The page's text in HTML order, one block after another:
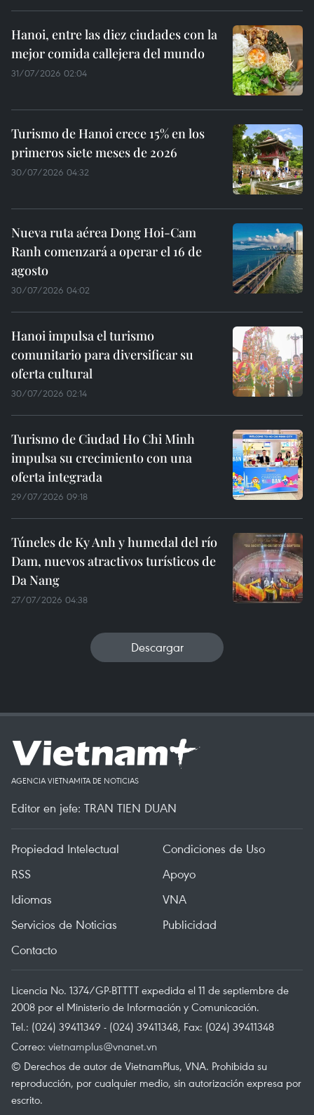
Hanoi, entre las diez ciudades con la
mejor comida callejera del mundo
31/07/2026 02:04
Turismo de Hanoi crece 15% en los
primeros siete meses de 2026
30/07/2026 04:32
Nueva ruta aérea Dong Hoi-Cam
Ranh comenzará a operar el 16 de
agosto
30/07/2026 04:02
Hanoi impulsa el turismo
comunitario para diversificar su
oferta cultural
30/07/2026 02:14
Turismo de Ciudad Ho Chi Minh
impulsa su crecimiento con una
oferta integrada
29/07/2026 09:18
Túneles de Ky Anh y humedal del río
Dam, nuevos atractivos turísticos de
Da Nang
27/07/2026 04:38
Descargar
AGENCIA VIETNAMITA DE NOTICIAS
Editor en jefe: TRAN TIEN DUAN
Propiedad Intelectual
Condiciones de Uso
RSS
Apoyo
Idiomas
VNA
Servicios de Noticias
Publicidad
Contacto
Licencia No. 1374/GP-BTTTT expedida el 11 de septiembre de
2008 por el Ministerio de Información y Comunicación.
Tel.: (024) 39411349 - (024) 39411348, Fax: (024) 39411348
Correo: vietnamplus@vnanet.vn
© Derechos de autor de VietnamPlus, VNA. Prohibida su
reproducción, por cualquier medio, sin autorización expresa por
escrito.